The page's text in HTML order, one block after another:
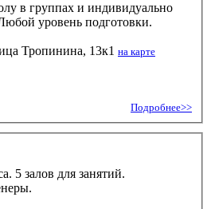
в группах и индивидуально
уровень подготовки.
Тропинина, 13к1 на карте
Подробнее>>
5 залов для занятий.